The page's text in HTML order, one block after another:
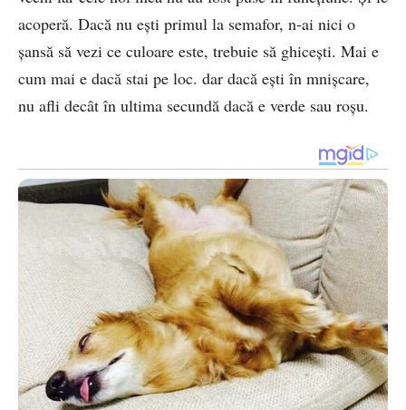
acoperă. Dacă nu ești primul la semafor, n-ai nici o
șansă să vezi ce culoare este, trebuie să ghicești. Mai e
cum mai e dacă stai pe loc. dar dacă ești în mnișcare,
nu afli decât în ultima secundă dacă e verde sau roșu.